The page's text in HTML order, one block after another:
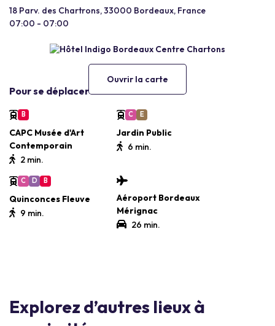
18 Parv. des Chartrons, 33000 Bordeaux, France
07:00 - 07:00
Ouvrir la carte
Pour se déplacer
B
CAPC Musée d'Art
Contemporain
2 min.
C E
Jardin Public
6 min.
C D B
Quinconces Fleuve
9 min.
Aéroport Bordeaux
Mérignac
26 min.
Explorez d’autres lieux à